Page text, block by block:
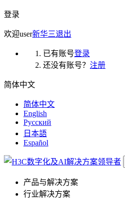
登录
欢迎user新华三退出
已有账号登录
还没有账号？ 注册
简体中文
简体中文
English
Русский
日本語
Español
产品与解决方案
行业解决方案